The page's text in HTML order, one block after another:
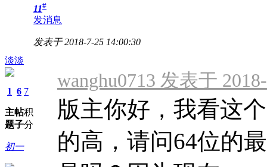
淡淡
1
主
题
6
帖
子
7
积
分
初一
11#
发消息
发表于 2018-7-25 14:00:30
wanghu0713 发表于
版主你好，我看这
的高，请问64位的